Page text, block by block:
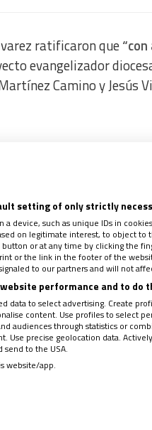
ratificaron que
evangelizador
Camino y Jesús
que “los pobres y los
y en la hoja de ruta
de fronteras,solo de
escuchar el
escuchando y
setting of only strictly
device, such as unique IDs in
on legitimate interest, to object
button or at any time by clicking the
or the link in the footer of the
to our partners and will not
performance and to do
data to select advertising. Create
content. Use profiles to select
audiences through statistics or
Use precise geolocation data.
send to the USA.
website/app.